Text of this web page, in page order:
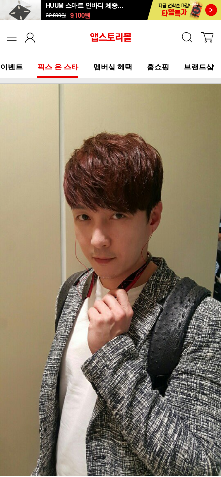
HUUM 스마트 인바디 체중계 SB-108B
39,800원 9,100원
이벤트 픽스 온 스타 멤버십 혜택 홈쇼핑 브랜드샵